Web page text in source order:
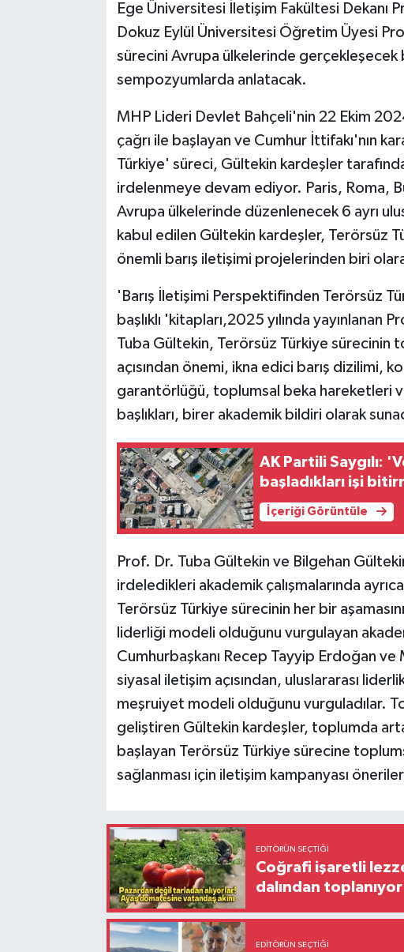
Ege Üniversitesi İletişim Fakültesi Dekanı
Dokuz Eylül Üniversitesi Öğretim Üyesi
sürecini Avrupa ülkelerinde gerçekleşecek
sempozyumlarda anlatacak.
MHP Lideri Devlet Bahçeli'nin 22 Ekim
çağrı ile başlayan ve Cumhur İttifakı'nın
Türkiye' süreci, Gültekin kardeşler
irdelenmeye devam ediyor. Paris, Roma,
Avrupa ülkelerinde düzenlenecek 6 ayrı
kabul edilen Gültekin kardeşler, Terörsüz
önemli barış iletişimi projelerinden biri
'Barış İletişimi Perspektifinden Terörsüz
başlıklı 'kitapları,2025 yılında
Tuba Gültekin, Terörsüz Türkiye sürecinin
açısından önemi, ikna edici barış dizilimi,
garantörlüğü, toplumsal beka hareketleri
başlıkları, birer akademik bildiri olarak
AK Partili Saygılı:
başladıkları işi
İçeriği Görüntüle
Prof. Dr. Tuba Gültekin ve Bilgehan
irdeledikleri akademik çalışmalarında
Terörsüz Türkiye sürecinin her bir
liderliği modeli olduğunu vurgulayan
Cumhurbaşkanı Recep Tayyip Erdoğan
siyasal iletişim açısından, uluslararası
meşruiyet modeli olduğunu vurguladılar.
geliştiren Gültekin kardeşler, toplumda
başlayan Terörsüz Türkiye sürecine
sağlanması için iletişim kampanyası
EDITÖRÜN SEÇTIĞI
Coğrafi işaretli
dalından toplanıyor
EDITÖRÜN SEÇTIĞI